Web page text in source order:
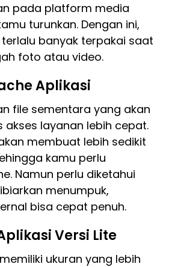
pada platform media
turunkan. Dengan ini,
banyak terpakai saat
foto atau video.
Aplikasi
file sementara yang akan
layanan lebih cepat.
membuat lebih sedikit
kamu perlu
Namun perlu diketahui
menumpuk,
bisa cepat penuh.
Versi Lite
ukuran yang lebih